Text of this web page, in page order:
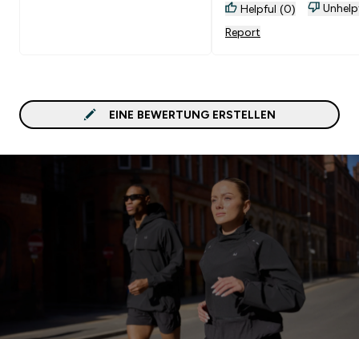
Helpful (0)
Report
EINE BEWERTUNG ERSTELLEN